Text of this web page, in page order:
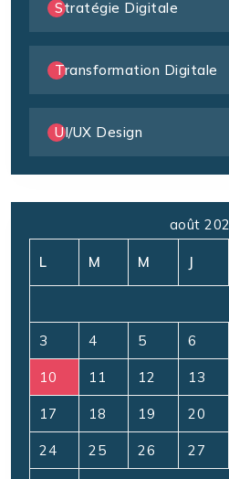
Stratégie Digitale
Transformation Digitale
UI/UX Design
août
L M M J
3 4 5 6
10 11 12 13
17 18 19 20
24 25 26 27